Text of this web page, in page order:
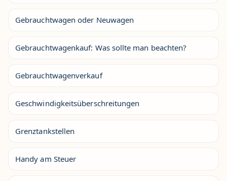
Gebrauchtwagen oder Neuwagen
Gebrauchtwagenkauf: Was sollte man beachten?
Gebrauchtwagenverkauf
Geschwindigkeitsüberschreitungen
Grenztankstellen
Handy am Steuer